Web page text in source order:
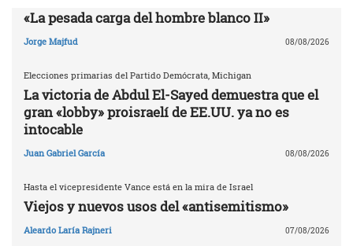
«La pesada carga del hombre blanco II»
Jorge Majfud 08/08/2026
Elecciones primarias del Partido Demócrata, Michigan
La victoria de Abdul El-Sayed demuestra que el
gran «lobby» proisraelí de EE.UU. ya no es
intocable
Juan Gabriel García 08/08/2026
Hasta el vicepresidente Vance está en la mira de Israel
Viejos y nuevos usos del «antisemitismo»
Aleardo Laría Rajneri 07/08/2026